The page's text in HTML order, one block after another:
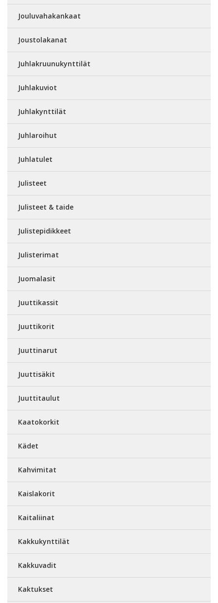
Jouluvahakankaat
Joustolakanat
Juhlakruunukynttilät
Juhlakuviot
Juhlakynttilät
Juhlaroihut
Juhlatulet
Julisteet
Julisteet & taide
Julistepidikkeet
Julisterimat
Juomalasit
Juuttikassit
Juuttikorit
Juuttinarut
Juuttisäkit
Juuttitaulut
Kaatokorkit
Kädet
Kahvimitat
Kaislakorit
Kaitaliinat
Kakkukynttilät
Kakkuvadit
Kaktukset